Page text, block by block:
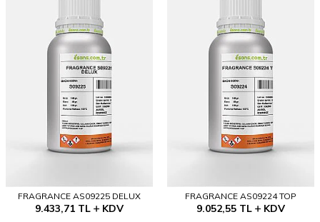
FRAGRANCE AS09225 DELUX
9.433,71TL KDV
FRAGRANCE AS09224 TOP
9.052,55 TL KDV